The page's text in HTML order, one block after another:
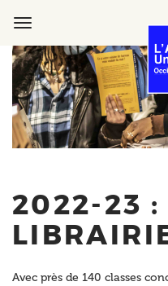
principal
navigation
2022-23 :
Avec près de 140 classes